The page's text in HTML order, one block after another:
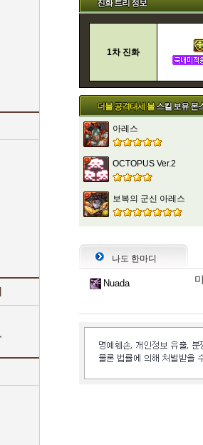
진화 트리 정보
1차 진화
더블 공격태세 불스킬 보유 몬
아레스
OCTOPUS Ver.2
보복의 군신 아레스
나도 한마디
Nuada